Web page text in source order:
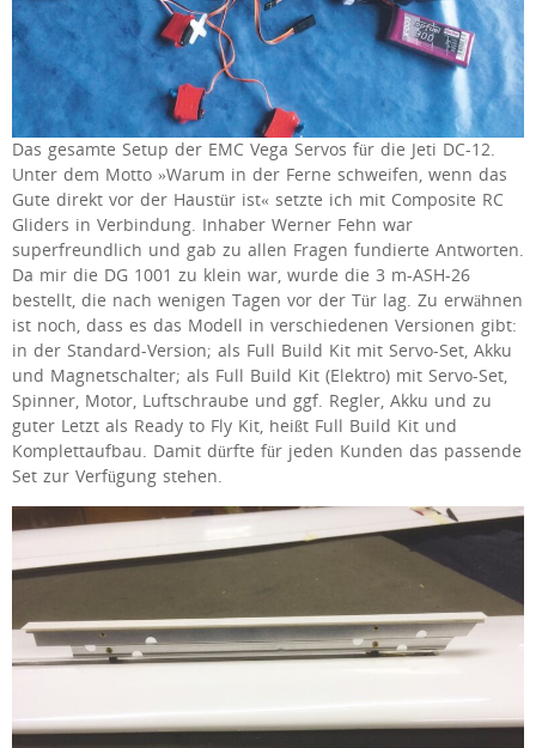
Das gesamte Setup der EMC Vega Servos für die Jeti DC-12.
Unter dem Motto »Warum in der Ferne schweifen, wenn das
Gute direkt vor der Haustür ist« setzte ich mit Composite RC
Gliders in Verbindung. Inhaber Werner Fehn war
superfreundlich und gab zu allen Fragen fundierte Antworten.
Da mir die DG 1001 zu klein war, wurde die 3 m-ASH-26
bestellt, die nach wenigen Tagen vor der Tür lag. Zu erwähnen
ist noch, dass es das Modell in verschiedenen Versionen gibt:
in der Standard-Version; als Full Build Kit mit Servo-Set, Akku
und Magnetschalter; als Full Build Kit (Elektro) mit Servo-Set,
Spinner, Motor, Luftschraube und ggf. Regler, Akku und zu
guter Letzt als Ready to Fly Kit, heißt Full Build Kit und
Komplettaufbau. Damit dürfte für jeden Kunden das passende
Set zur Verfügung stehen.